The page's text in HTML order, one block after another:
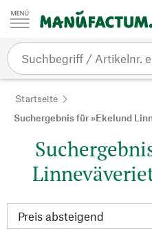
Zum Inhalt springen
Startseite
Suchergebnis für »Ekelund